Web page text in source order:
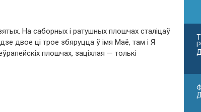
На саборных і ратушных плошчах сталіцаў
двое ці трое збяруцца ў імя Маё, там і Я
плошчах, заціхлая — толькі